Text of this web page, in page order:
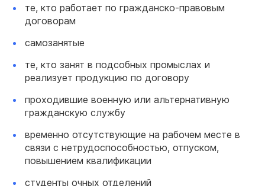
те, кто работает по гражданско-правовым
договорам
самозанятые
те, кто занят в подсобных промыслах и
реализует продукцию по договору
проходившие военную или альтернативную
гражданскую службу
временно отсутствующие на рабочем месте в
связи с нетрудоспособностью, отпуском,
повышением квалификации
студенты очных отделений